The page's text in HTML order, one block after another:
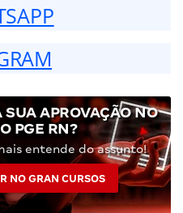
SUA APROVAÇÃO NO
PGE RN?
entende do assunto!
NO GRAN CURSOS